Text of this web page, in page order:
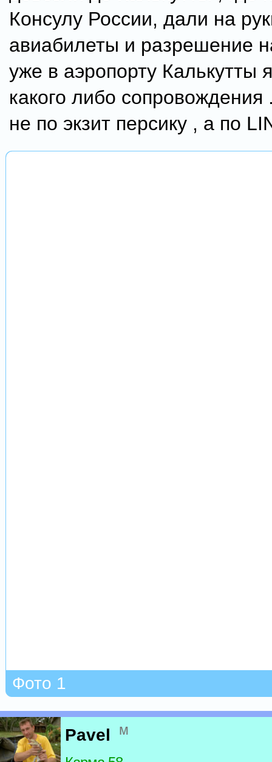
Консулу России, дали на
авиабилеты и разрешение
уже в аэропорту Калькутты
какого либо
не по экзит персику , а по
Фото 1
Pavel м